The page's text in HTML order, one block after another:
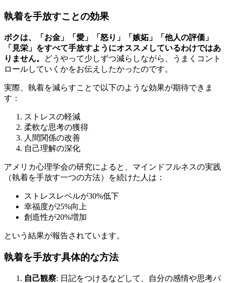
執着を手放すことの効果
ボクは、「お金」「愛」「怒り」「嫉妬」「他人の評価」
「見栄」をすべて手放すようにオススメしているわけではあ
りません。
どうやって少しずつ減らしながら、うまくコント
ロールしていくかをお伝えしたかったのです。
実際、執着を減らすことで以下のような効果が期待できま
す：
ストレスの軽減
柔軟な思考の獲得
人間関係の改善
自己理解の深化
アメリカ心理学会の研究によると、マインドフルネスの実践
（執着を手放す一つの方法）を続けた人は：
ストレスレベルが30%低下
幸福度が25%向上
創造性が20%増加
という結果が報告されています。
執着を手放す具体的な方法
自己観察: 日記をつけるなどして、自分の感情や思考パ